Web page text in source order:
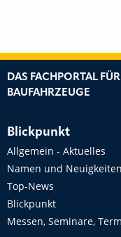
DAS FACHPORTAL
BAUFAHRZEUGE
Blickpunkt
Allgemein - Aktuelles
Namen und Neuigkeiten
Top-News
Blickpunkt
Messen, Seminare,